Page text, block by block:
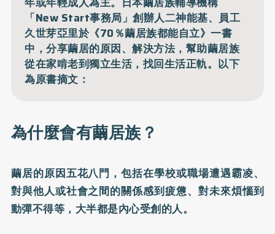
「New Start事務局」創辦人二神能基、員工
久世芽亞里於《70％繭居族都能自立》一書
中，分享繭居的原因、解決方法，幫助繭居族
從在家啃老到獨立生活，找回生活正軌。以下
為原書摘文：
為什麼會有繭居族？
繭居的原因五花八門，包括在學校或職場遭遇霸凌、
對與他人或社會之間的關係感到疲憊、對未來煩惱到
動彈不得等，大半都是內心受創的人。